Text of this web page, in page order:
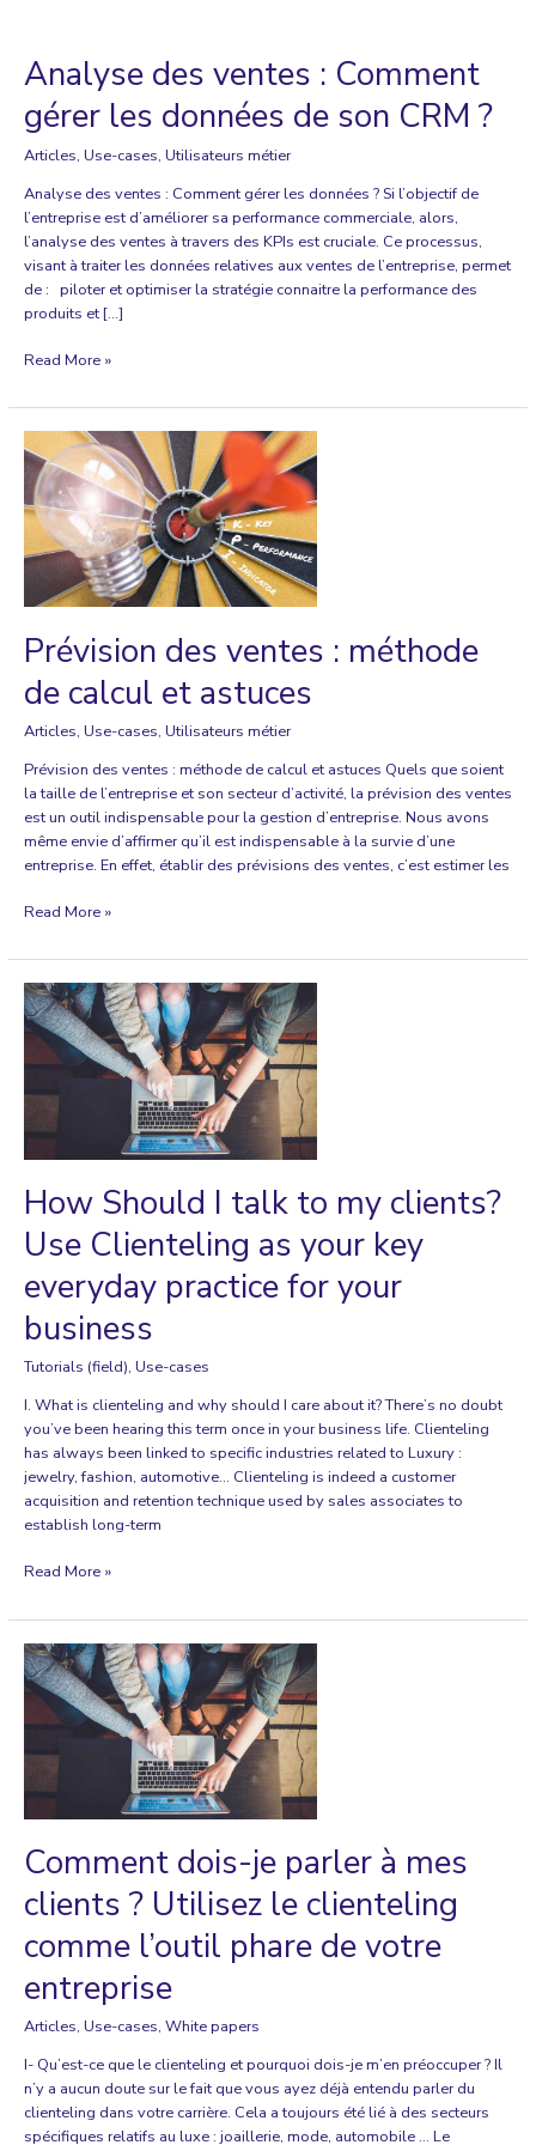
Analyse des ventes : Comment
gérer les données de son CRM ?
Articles, Use-cases, Utilisateurs métier
Analyse des ventes : Comment gérer les données ? Si l’objectif de
l’entreprise est d’améliorer sa performance commerciale, alors,
l’analyse des ventes à travers des KPIs est cruciale. Ce processus,
visant à traiter les données relatives aux ventes de l’entreprise, permet
de : piloter et optimiser la stratégie connaitre la performance des
produits et […]
Analyse
ventes
:
Comment
gérer
les
données
de
son
CRM
Read More »
Prévision des ventes : méthode
de calcul et astuces
Articles, Use-cases, Utilisateurs métier
Prévision des ventes : méthode de calcul et astuces Quels que soient
la taille de l’entreprise et son secteur d’activité, la prévision des ventes
est un outil indispensable pour la gestion d’entreprise. Nous avons
même envie d’affirmer qu’il est indispensable à la survie d’une
entreprise. En effet, établir des prévisions des ventes, c’est estimer les
Prévision
ventes
:
méthode
de
calcul
astuces
Read More »
How Should I talk to my clients?
Use Clienteling as your key
everyday practice for your
business
Tutorials (field), Use-cases
I. What is clienteling and why should I care about it? There’s no doubt
you’ve been hearing this term once in your business life. Clienteling
has always been linked to specific industries related to Luxury :
jewelry, fashion, automotive… Clienteling is indeed a customer
acquisition and retention technique used by sales associates to
establish long-term
How
I
talk
to
my
clients?
Clienteling
as
everyday
for
business
Read More »
Comment dois-je parler à mes
clients ? Utilisez le clienteling
comme l’outil phare de votre
entreprise
Articles, Use-cases, White papers
I- Qu’est-ce que le clienteling et pourquoi dois-je m’en préoccuper ? Il
n’y a aucun doute sur le fait que vous ayez déjà entendu parler du
clienteling dans votre carrière. Cela a toujours été lié à des secteurs
spécifiques relatifs au luxe : joaillerie, mode, automobile … Le